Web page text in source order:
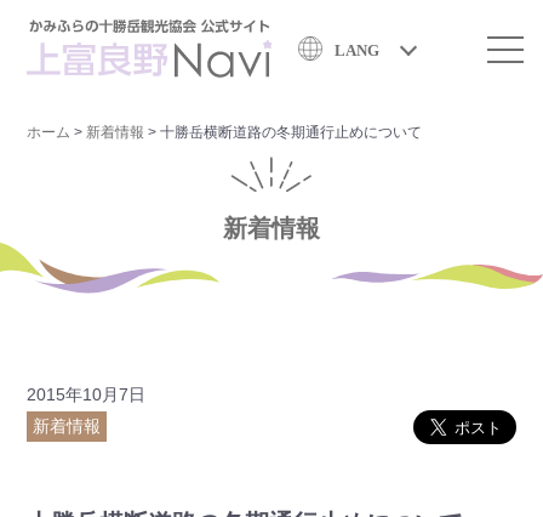
LANG
ホーム > 新着情報 >十勝岳横断道路の冬期通行止めについて
新着情報
2015年10月7日
新着情報